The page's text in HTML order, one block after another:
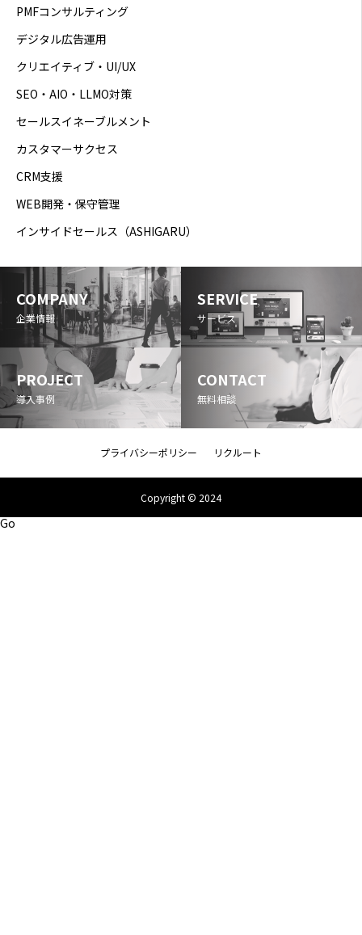
PMFコンサルティング
デジタル広告運用
クリエイティブ・UI/UX
SEO・AIO・LLMO対策
セールスイネーブルメント
カスタマーサクセス
CRM支援
WEB開発・保守管理
インサイドセールス（ASHIGARU）
COMPANY
企業情報
SERVICE
サービス
PROJECT
導入事例
CONTACT
無料相談
プライバシーポリシー リクルート
Copyright © 2024
Go